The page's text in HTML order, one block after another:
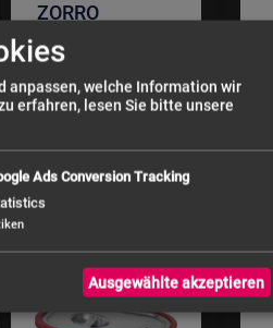
ZORRO
900 G | 2 Türen
| Glasaufsatz |
900x700mm
663,03 €
anpassen, welche Information wir
erfahren, lesen Sie bitte unsere
Ads Conversion Tracking
Ausgewählte akzeptieren